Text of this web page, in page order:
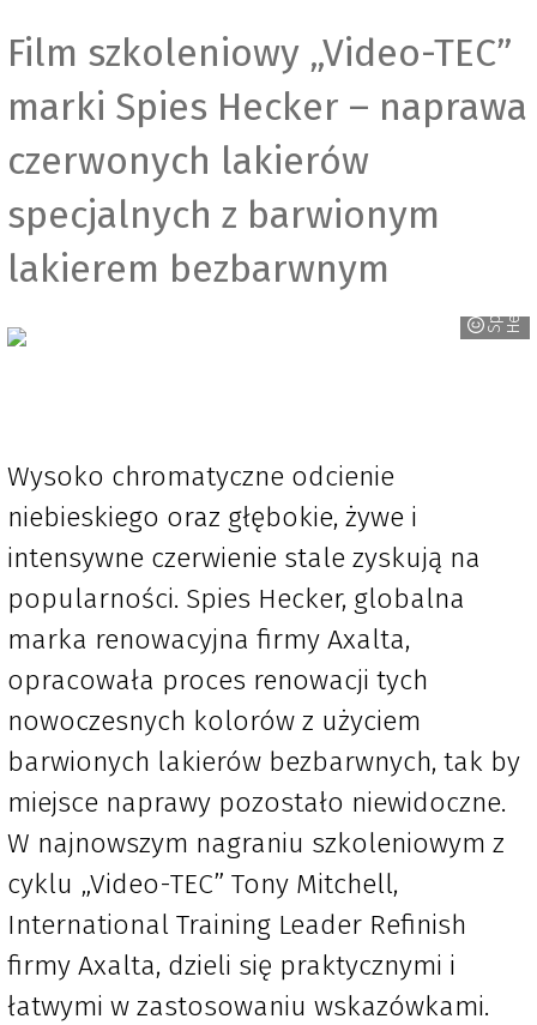
Film szkoleniowy „Video-TEC”
marki Spies Hecker – naprawa
czerwonych lakierów
specjalnych z barwionym
lakierem bezbarwnym
S
p
i
e
s
H
e
c
k
er
Wysoko chromatyczne odcienie
niebieskiego oraz głębokie, żywe i
intensywne czerwienie stale zyskują na
popularności. Spies Hecker, globalna
marka renowacyjna firmy Axalta,
opracowała proces renowacji tych
nowoczesnych kolorów z użyciem
barwionych lakierów bezbarwnych, tak by
miejsce naprawy pozostało niewidoczne.
W najnowszym nagraniu szkoleniowym z
cyklu „Video-TEC” Tony Mitchell,
International Training Leader Refinish
firmy Axalta, dzieli się praktycznymi i
łatwymi w zastosowaniu wskazówkami.